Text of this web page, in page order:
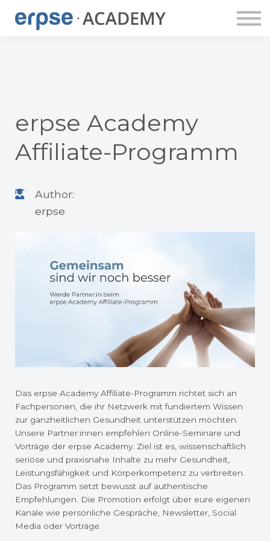
DOZENT:INNEN
erpse Academy
Affiliate-Programm
Author:
erpse
Das erpse Academy Affiliate-Programm richtet sich an
Fachpersonen, die ihr Netzwerk mit fundiertem Wissen
zur ganzheitlichen Gesundheit unterstützen möchten.
Unsere Partner:innen empfehlen Online-Seminare und
Vorträge der erpse Academy. Ziel ist es, wissenschaftlich
seriöse und praxisnahe Inhalte zu mehr Gesundheit,
Leistungsfähigkeit und Körperkompetenz zu verbreiten.
Das Programm setzt bewusst auf authentische
Empfehlungen. Die Promotion erfolgt über eure eigenen
Kanäle wie persönliche Gespräche, Newsletter, Social
Media oder Vorträge.